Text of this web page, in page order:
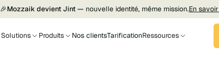
🎉Mozzaik devient Jint — nouvelle identité, même mission.En
Solutions Produits Nos clientsTarificationRessources